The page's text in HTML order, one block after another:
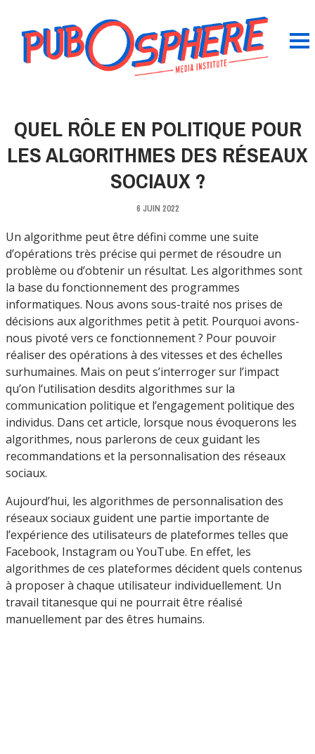
QUEL RÔLE EN POLITIQUE POUR
LES ALGORITHMES DES RÉSEAUX
SOCIAUX ?
6 JUIN 2022
Un algorithme peut être défini comme une suite
d’opérations très précise qui permet de résoudre un
problème ou d’obtenir un résultat. Les algorithmes sont
la base du fonctionnement des programmes
informatiques. Nous avons sous-traité nos prises de
décisions aux algorithmes petit à petit. Pourquoi avons-
nous pivoté vers ce fonctionnement ? Pour pouvoir
réaliser des opérations à des vitesses et des échelles
surhumaines. Mais on peut s’interroger sur l’impact
qu’on l‘utilisation desdits algorithmes sur la
communication politique et l’engagement politique des
individus. Dans cet article, lorsque nous évoquerons les
algorithmes, nous parlerons de ceux guidant les
recommandations et la personnalisation des réseaux
sociaux.
Aujourd’hui, les algorithmes de personnalisation des
réseaux sociaux guident une partie importante de
l’expérience des utilisateurs de plateformes telles que
Facebook, Instagram ou YouTube. En effet, les
algorithmes de ces plateformes décident quels contenus
à proposer à chaque utilisateur individuellement. Un
travail titanesque qui ne pourrait être réalisé
manuellement par des êtres humains.